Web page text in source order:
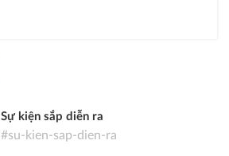
Sự kiện sắp diễn ra
#su-kien-sap-dien-ra